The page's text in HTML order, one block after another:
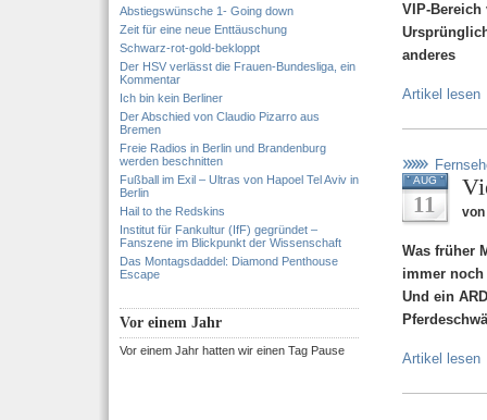
Abstiegswünsche 1- Going down
Zeit für eine neue Enttäuschung
Schwarz-rot-gold-bekloppt
Der HSV verlässt die Frauen-Bundesliga, ein
Kommentar
Ich bin kein Berliner
Der Abschied von Claudio Pizarro aus
Bremen
Freie Radios in Berlin und Brandenburg
werden beschnitten
Fußball im Exil – Ultras von Hapoel Tel Aviv in
Berlin
Hail to the Redskins
Institut für Fankultur (IfF) gegründet –
Fanszene im Blickpunkt der Wissenschaft
Das Montagsdaddel: Diamond Penthouse
Escape
Vor einem Jahr
Vor einem Jahr hatten wir einen Tag Pause
VIP-
anderes
Artikel lesen
AUG
11 von
Was früher
immer
Und ein
Artikel lesen